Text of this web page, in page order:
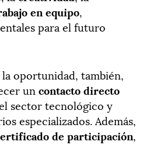
en equipo,
para el futuro
oportunidad, también,
un contacto directo
sector tecnológico y
especializados. Además,
de participación,